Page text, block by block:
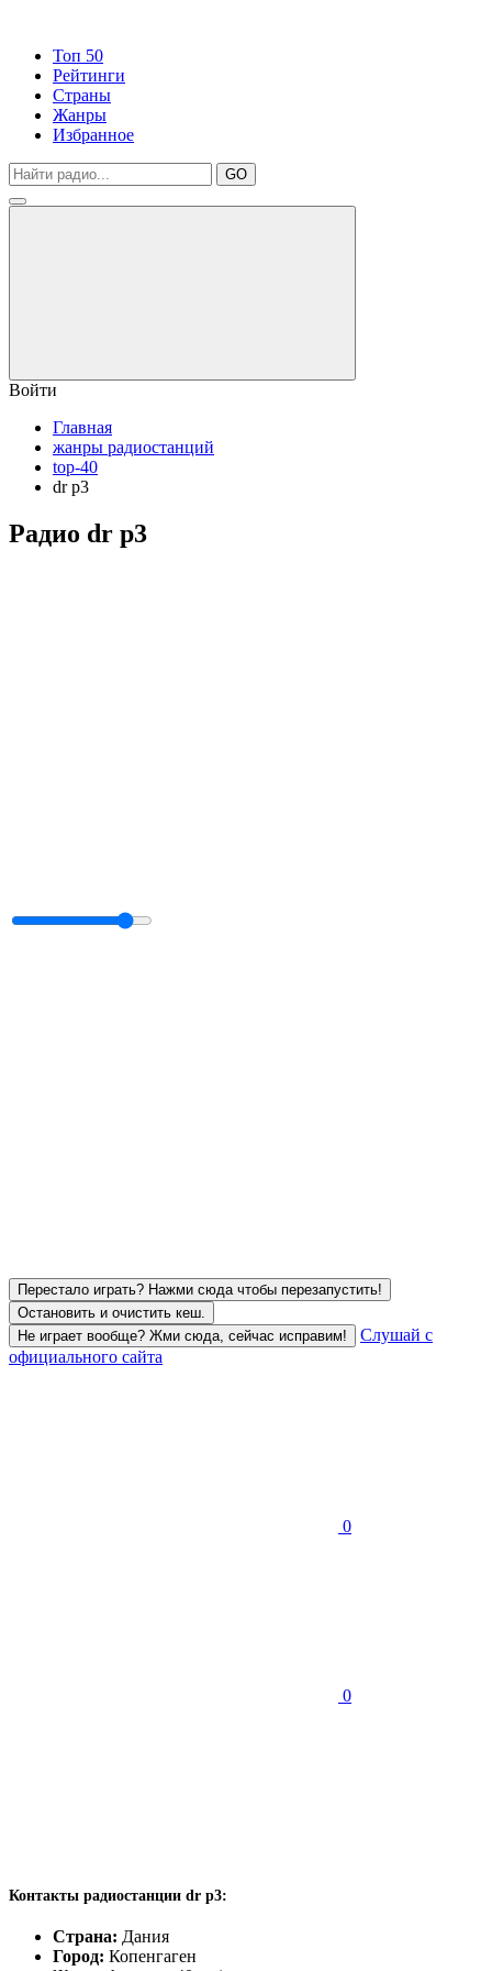
Топ 50
Рейтинги
Страны
Жанры
Избранное
GO
Войти
Главная
жанры радиостанций
top-40
dr p3
Радио dr p3
Перестало играть? Нажми сюда чтобы перезапустить!
Остановить и очистить кеш.
Не играет вообще? Жми сюда, сейчас исправим!
Слушай с
официального сайта
0
0
Контакты радиостанции dr p3:
Страна: Дания
Город: Копенгаген